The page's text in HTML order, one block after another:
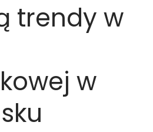
trendy w
w